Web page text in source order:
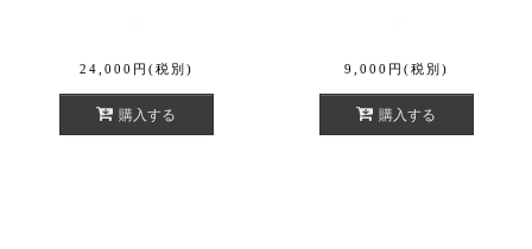
24,000 円 (税別)
購入する
9,000 円 (税別)
購入する